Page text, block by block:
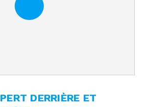
DERRIÈRE ET